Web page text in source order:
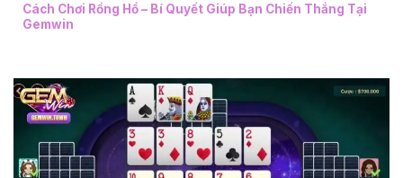
Cách Chơi Rồng Hổ – Bí Quyết Giúp Bạn Chiến Thắng Tại
Gemwin